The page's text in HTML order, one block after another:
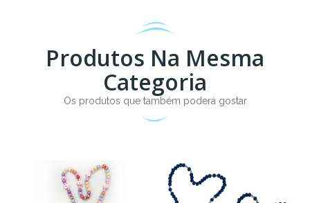
Produtos Na Mesma
Categoria
Os produtos que também poderá gostar